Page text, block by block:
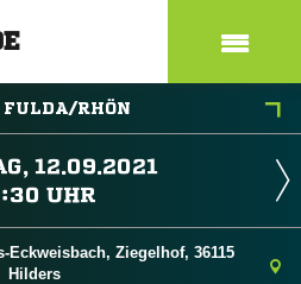
RHÖN


Eckweisbach, Ziegelhof, 36115
Hilders